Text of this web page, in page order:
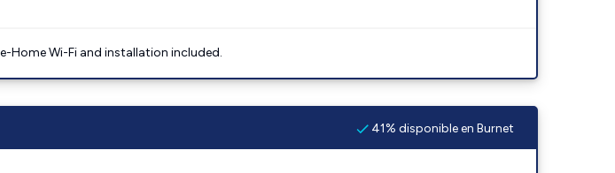
Home Wi-Fi and installation included.
41% disponible en Burnet